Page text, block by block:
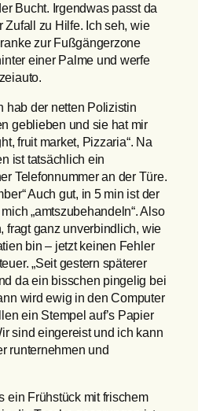
Bucht. Irgendwas passt da
Zufall zu Hilfe. Ich seh, wie
zur Fußgängerzone
einer Palme und werfe
hab der netten Polizistin
geblieben und sie hat mir
fruit market, Pizzaria“. Na
ist tatsächlich ein
Telefonnummer an der Türe.
Auch gut, in 5 min ist der
„amtszubehandeln“. Also
fragt ganz unverbindlich, wie
bin – jetzt keinen Fehler
„Seit gestern späterer
da ein bisschen pingelig bei
wird ewig in den Computer
ein Stempel auf’s Papier
sind eingereist und ich kann
runternehmen und
ein Frühstück mit frischem